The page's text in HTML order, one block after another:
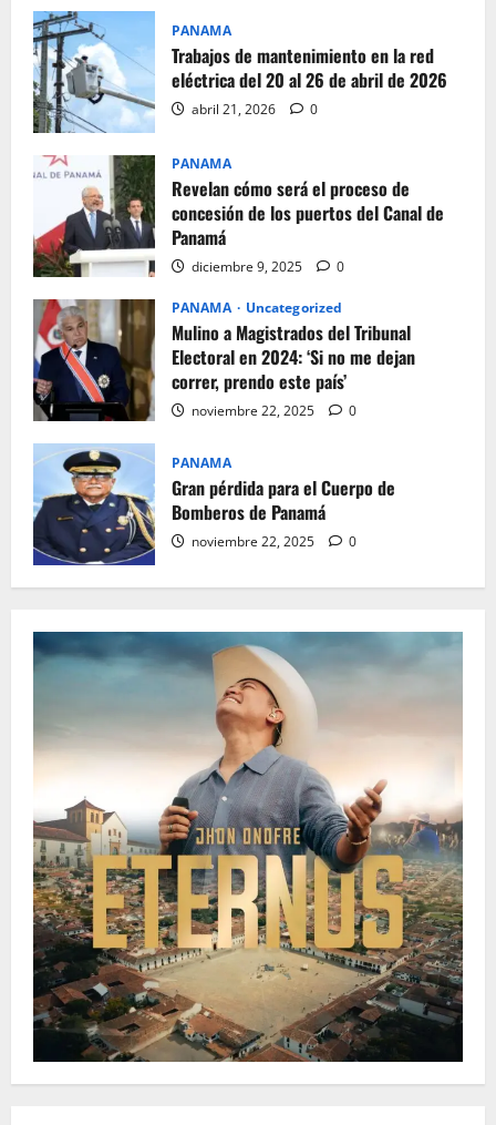
PANAMA
Trabajos de mantenimiento en la red
eléctrica del 20 al 26 de abril de 2026
abril 21, 2026 0
PANAMA
Revelan cómo será el proceso de
concesión de los puertos del Canal de
Panamá
diciembre 9, 2025 0
PANAMA Uncategorized
Mulino a Magistrados del Tribunal
Electoral en 2024: ‘Si no me dejan
correr, prendo este país’
noviembre 22, 2025 0
PANAMA
Gran pérdida para el Cuerpo de
Bomberos de Panamá
noviembre 22, 2025 0